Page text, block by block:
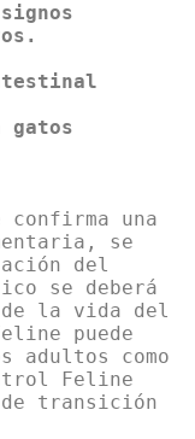
gatos
confirma una
se
del
se deberá
la vida del
puede
adultos como
Feline
de transición